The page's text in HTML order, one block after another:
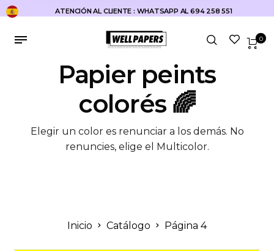
ATENCIÓN AL CLIENTE : WHATSAPP AL 694 258 551
0
Papier peints
colorés 🌈
Elegir un color es renunciar a los demás. No
renuncies, elige el Multicolor.
Inicio Catálogo Página 4